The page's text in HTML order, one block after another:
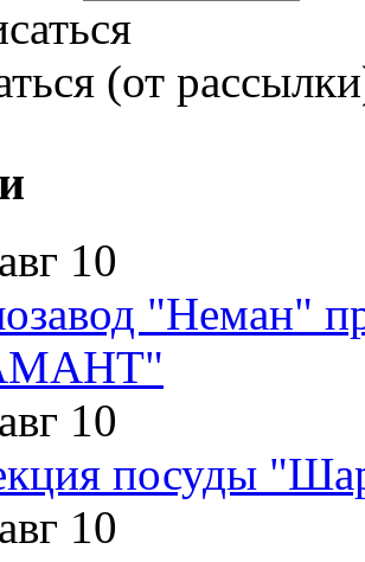
(от
10
"Неман"
10
посуды
10